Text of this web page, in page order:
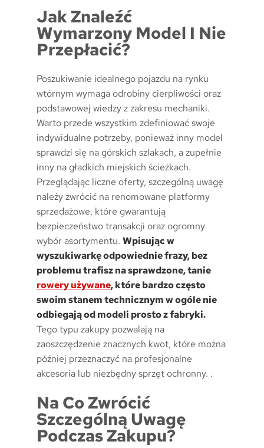
Jak Znaleźć
Wymarzony Model I Nie
Przepłacić?
Poszukiwanie idealnego pojazdu na rynku
wtórnym wymaga odrobiny cierpliwości oraz
podstawowej wiedzy z zakresu mechaniki.
Warto przede wszystkim zdefiniować swoje
indywidualne potrzeby, ponieważ inny model
sprawdzi się na górskich szlakach, a zupełnie
inny na gładkich miejskich ścieżkach.
Przeglądając liczne oferty, szczególną uwagę
należy zwrócić na renomowane platformy
sprzedażowe, które gwarantują
bezpieczeństwo transakcji oraz ogromny
wybór asortymentu. Wpisując w
wyszukiwarkę odpowiednie frazy, bez
problemu trafisz na sprawdzone, tanie
rowery używane, które bardzo często
swoim stanem technicznym w ogóle nie
odbiegają od modeli prosto z fabryki.
Tego typu zakupy pozwalają na
zaoszczędzenie znacznych kwot, które można
później przeznaczyć na profesjonalne
akcesoria lub niezbędny sprzęt ochronny. .
Na Co Zwrócić
Szczególną Uwagę
Podczas Zakupu?